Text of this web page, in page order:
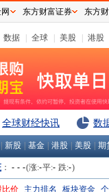
数据 全球 美股 港股
全球财经快讯 数
新股 基金 港股 美股 期
： - - -(涨:-平:- 跌:-)
价 主力排名 板块资金
东方财富证券 东方